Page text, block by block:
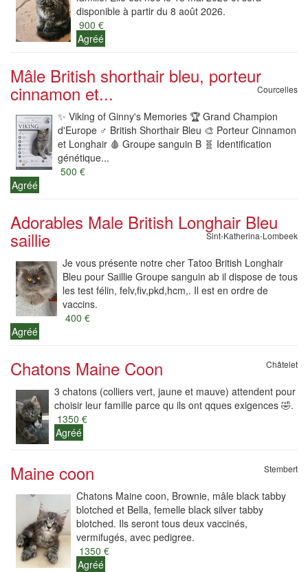
disponible à partir du 8 août 2026.
900 €
Agréé
Mâle British shorthair bleu, porteur
cinnamon et... Courcelles
✨️ Viking of Ginny's Memories 🏆 Grand Champion
d'Europe ♂️ British Shorthair Bleu 🎨 Porteur Cinnamon
et Longhair 🩸 Groupe sanguin B 🧬 Identification
génétique...
500 €
Agréé
Adorables Male British Longhair Bleu
saillie Sint-Katherina-Lombeek
Je vous présente notre cher Tatoo British Longhair
Bleu pour Saillie Groupe sanguin ab il dispose de tous
les test félin, felv,fiv,pkd,hcm,. Il est en ordre de
vaccins.
400 €
Agréé
Chatons Maine Coon Châtelet
3 chatons (colliers vert, jaune et mauve) attendent pour
choisir leur famille parce qu ils ont qques exigences 🤣.
1350 €
Agréé
Maine coon Stembert
Chatons Maine coon, Brownie, mâle black tabby
blotched et Bella, femelle black silver tabby
blotched. Ils seront tous deux vaccinés,
vermifugés, avec pedigree.
1350 €
Agréé